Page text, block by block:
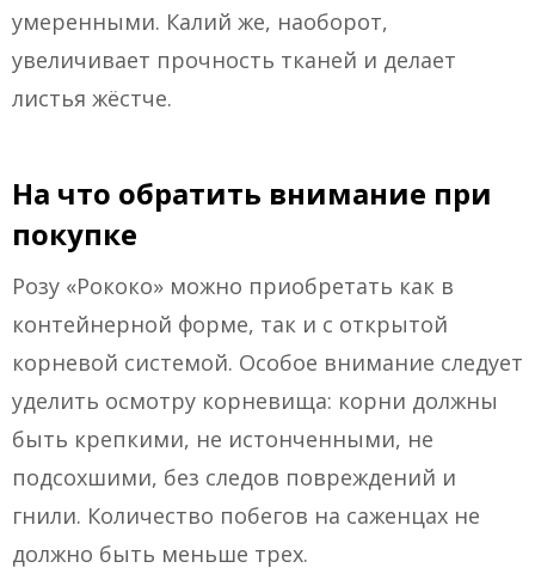
умеренными. Калий же, наоборот,
увеличивает прочность тканей и делает
листья жёстче.
На что обратить внимание при
покупке
Розу «Рококо» можно приобретать как в
контейнерной форме, так и с открытой
корневой системой. Особое внимание следует
уделить осмотру корневища: корни должны
быть крепкими, не истонченными, не
подсохшими, без следов повреждений и
гнили. Количество побегов на саженцах не
должно быть меньше трех.